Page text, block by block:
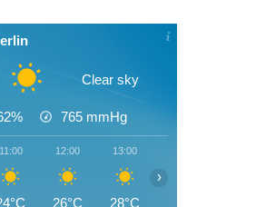
Clear sky
765 mmHg
11:00 12:00
26°C
13:00
28°C
›